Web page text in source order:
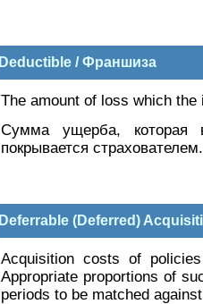
Deductible / Франшиза
The amount of loss which
Сумма ущерба, которая
покрывается страхователем.
Deferrable (Deferred)
Acquisition costs of
Appropriate proportions of
periods to be matched